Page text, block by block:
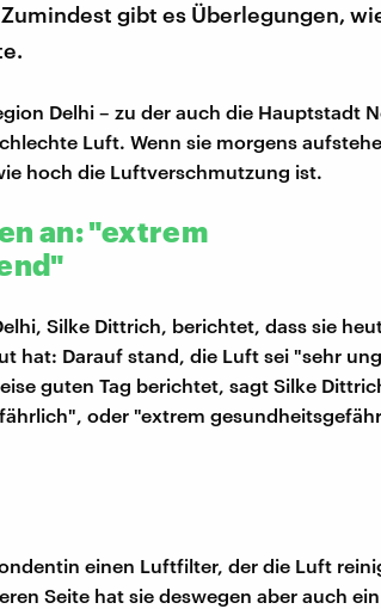
gibt es Überlegungen,
Delhi – zu der auch die Hauptstadt
Luft. Wenn sie morgens
hoch die Luftverschmutzung ist.
an: "extrem
Silke Dittrich, berichtet, dass sie
hat: Darauf stand, die Luft sei "sehr
guten Tag berichtet, sagt Silke
oder "extrem
einen Luftfilter, der die Luft
Seite hat sie deswegen aber auch ein